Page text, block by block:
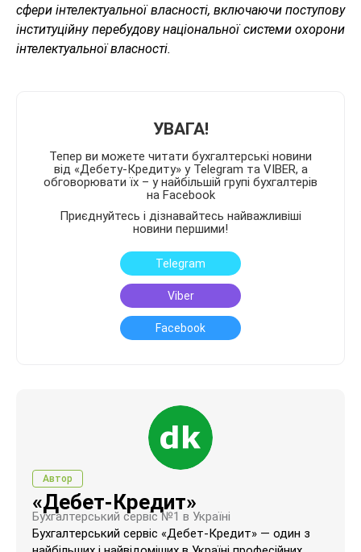
сфери інтелектуальної власності, включаючи поступову
інституційну перебудову національної системи охорони
інтелектуальної власності.
УВАГА!
Тепер ви можете читати бухгалтерські новини
від «Дебету-Кредиту» у Telegram та VIBER, а
обговорювати їх – у найбільшій групі бухгалтерів
на Facebook
Приєднуйтесь і дізнавайтесь найважливіші
новини першими!
Telegram
Viber
Facebook
Автор
«Дебет-Кредит»
Бухгалтерський сервіс №1 в Україні
Бухгалтерський сервіс «Дебет-Кредит» — один з